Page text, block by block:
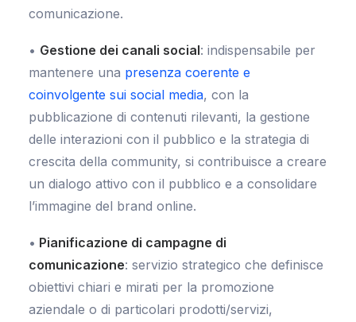
comunicazione.
• Gestione dei canali social: indispensabile per
mantenere una presenza coerente e
coinvolgente sui social media, con la
pubblicazione di contenuti rilevanti, la gestione
delle interazioni con il pubblico e la strategia di
crescita della community, si contribuisce a creare
un dialogo attivo con il pubblico e a consolidare
l’immagine del brand online.
• Pianificazione di campagne di
comunicazione: servizio strategico che definisce
obiettivi chiari e mirati per la promozione
aziendale o di particolari prodotti/servizi,